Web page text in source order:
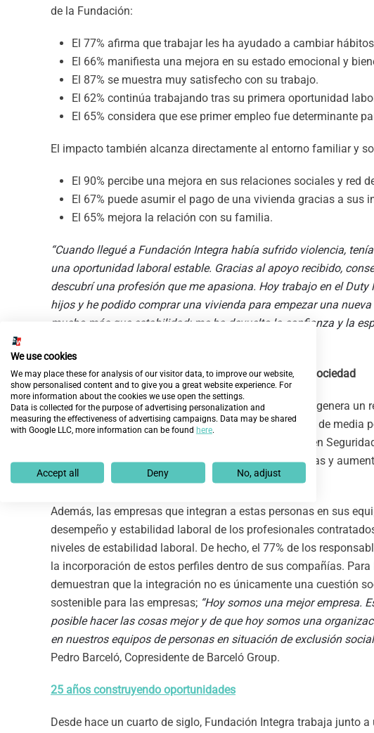
de la Fundación:
El 77% afirma que trabajar les ha ayudado a cambiar
El 66% manifiesta una mejora en su estado emocional y
El 87% se muestra muy satisfecho con su trabajo.
El 62% continúa trabajando tras su primera oportunidad
El 65% considera que ese primer empleo fue determinante
El impacto también alcanza directamente al entorno familiar y
El 90% percibe una mejora en sus relaciones sociales y red
El 67% puede asumir el pago de una vivienda gracias a sus
El 65% mejora la relación con su familia.
“Cuando llegué a Fundación Integra había sufrido violencia,
una oportunidad laboral estable. Gracias al apoyo recibido,
descubrí una profesión que me apasiona. Hoy trabajo en el Duty
hijos y he podido comprar una vivienda para empezar una
mucho más que estabilidad: me ha devuelto la confianza y la
Un impacto positivo también para las empresas y la sociedad
El estudio refleja además cómo la integración laboral genera un
por un lado se reducen ayudas públicas hasta 2.535€ de media
contribución en 1.770€ de media por persona al año en
contribuye a reducir la dependencia de ayudas públicas y
cotizaciones e impuestos.
Además, las empresas que integran a estas personas en sus
desempeño y estabilidad laboral de los profesionales
niveles de estabilidad laboral. De hecho, el 77% de los
la incorporación de estos perfiles dentro de sus compañías.
demuestran que la integración no es únicamente una cuestión
sostenible para las empresas; “Hoy somos una mejor empresa.
posible hacer las cosas mejor y de que hoy somos una
en nuestros equipos de personas en situación de exclusión
Pedro Barceló, Copresidente de Barceló Group.
25 años construyendo oportunidades
Desde hace un cuarto de siglo, Fundación Integra trabaja junto
We use cookies
We may place these for analysis of our visitor data, to improve our website,
show personalised content and to give you a great website experience. For
more information about the cookies we use open the settings.
Data is collected for the purpose of advertising personalization and
measuring the effectiveness of advertising campaigns. Data may be shared
with Google LLC, more information can be found here.
Accept all Deny No, adjust